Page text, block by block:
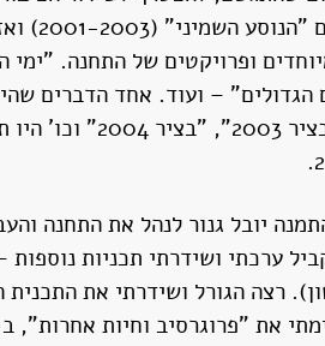
ופרויקטים של התחנה.
הגדולים" – ועוד. אחד הדברים
2002", "בציר
רצה הגורל ושידרתי את
וחיות אחרות", ב-14 במאי 2017. אני באמת כיביתי את האור. לא